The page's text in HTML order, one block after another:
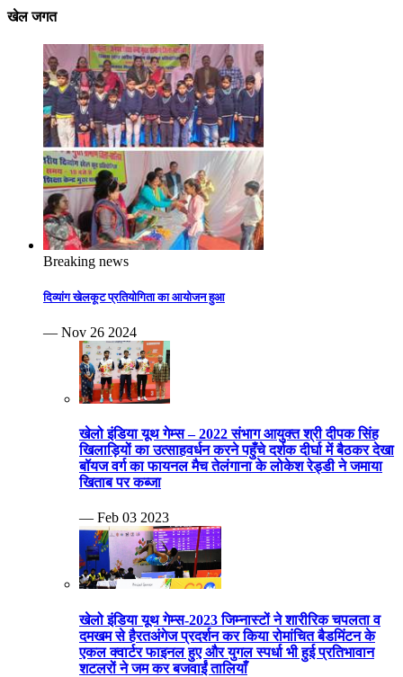
खेल जगत
Breaking news
दिव्यांग खेलकूट प्रतियोगिता का आयोजन हुआ
— Nov 26 2024
खेलो इंडिया यूथ गेम्स – 2022 संभाग आयुक्त श्री दीपक सिंह
खिलाड़ियों का उत्साहवर्धन करने पहुँचे दर्शक दीर्घा में बैठकर देखा
बॉयज वर्ग का फायनल मैच तेलंगाना के लोकेश रेड्डी ने जमाया
खिताब पर कब्जा
— Feb 03 2023
खेलो इंडिया यूथ गेम्स-2023 जिम्नास्टों ने शारीरिक चपलता व
दमखम से हैरतअंगेज प्रदर्शन कर किया रोमांचित बैडमिंटन के
एकल क्वार्टर फाइनल हुए और युगल स्पर्धा भी हुई प्रतिभावान
शटलरों ने जम कर बजवाईं तालियाँ